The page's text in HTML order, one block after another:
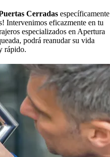
Cerradas específicamente
Intervenimos eficazmente en tu
especializados en Apertura
podrá reanudar su vida
rápido.